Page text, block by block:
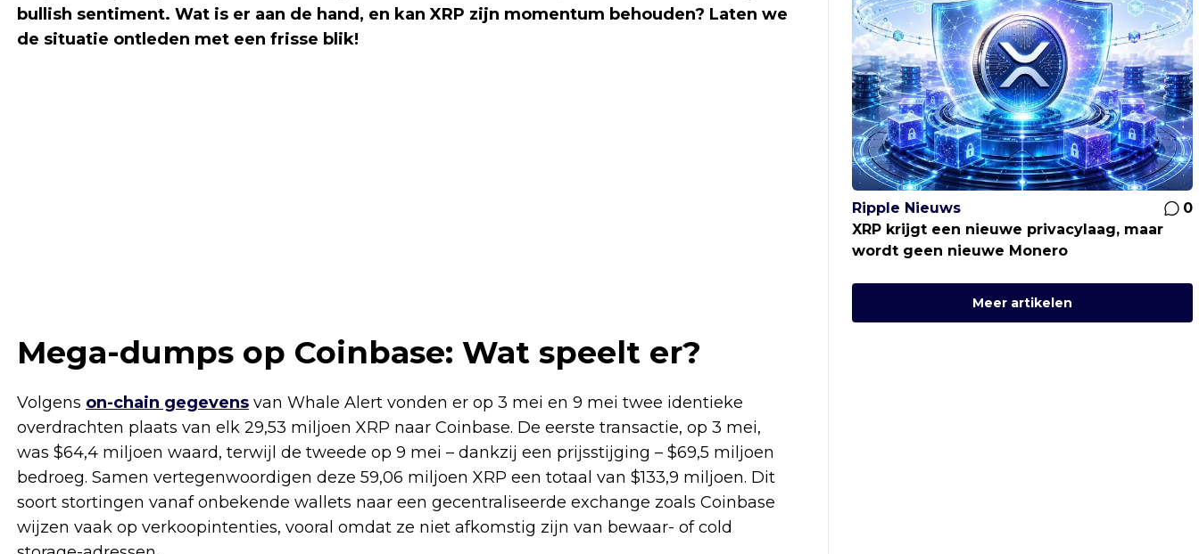
bullish sentiment. Wat is er aan de hand, en kan XRP zijn momentum behouden? Laten we
de situatie ontleden met een frisse blik!
Mega-dumps op Coinbase: Wat speelt er?
Volgens on-chain gegevens van Whale Alert vonden er op 3 mei en 9 mei twee identieke
overdrachten plaats van elk 29,53 miljoen XRP naar Coinbase. De eerste transactie, op 3 mei,
was $64,4 miljoen waard, terwijl de tweede op 9 mei – dankzij een prijsstijging – $69,5 miljoen
bedroeg. Samen vertegenwoordigen deze 59,06 miljoen XRP een totaal van $133,9 miljoen. Dit
soort stortingen vanaf onbekende wallets naar een gecentraliseerde exchange zoals Coinbase
wijzen vaak op verkoopintenties, vooral omdat ze niet afkomstig zijn van bewaar- of cold
Ripple Nieuws
0
XRP krijgt een nieuwe privacylaag, maar
wordt geen nieuwe Monero
Meer artikelen